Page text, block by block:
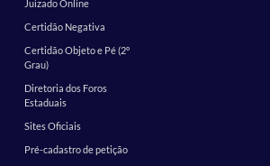
Juizado Online
Certidão Negativa
Certidão Objeto e Pé (2º
Grau)
Diretoria dos Foros
Estaduais
Sites Oficiais
Pré-cadastro de petição